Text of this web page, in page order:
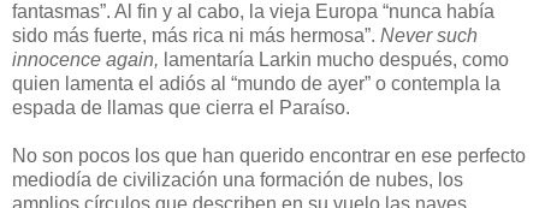
fantasmas”. Al fin y al cabo, la vieja Europa “nunca había
sido más fuerte, más rica ni más hermosa”. Never such
innocence again, lamentaría Larkin mucho después, como
quien lamenta el adiós al “mundo de ayer” o contempla la
espada de llamas que cierra el Paraíso.
No son pocos los que han querido encontrar en ese perfecto
mediodía de civilización una formación de nubes, los